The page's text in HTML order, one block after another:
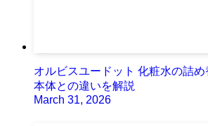
オルビスユードット 化粧水の詰
本体との違いを解説
March 31, 2026